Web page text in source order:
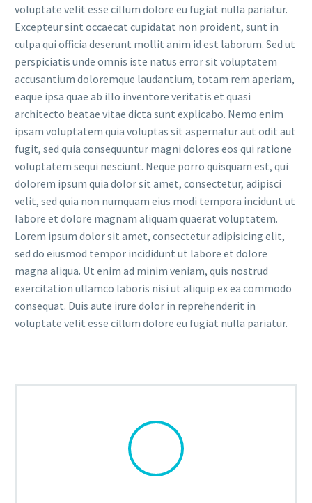
voluptate velit esse cillum dolore eu fugiat nulla pariatur.
Excepteur sint occaecat cupidatat non proident, sunt in
culpa qui officia deserunt mollit anim id est laborum. Sed ut
perspiciatis unde omnis iste natus error sit voluptatem
accusantium doloremque laudantium, totam rem aperiam,
eaque ipsa quae ab illo inventore veritatis et quasi
architecto beatae vitae dicta sunt explicabo. Nemo enim
ipsam voluptatem quia voluptas sit aspernatur aut odit aut
fugit, sed quia consequuntur magni dolores eos qui ratione
voluptatem sequi nesciunt. Neque porro quisquam est, qui
dolorem ipsum quia dolor sit amet, consectetur, adipisci
velit, sed quia non numquam eius modi tempora incidunt ut
labore et dolore magnam aliquam quaerat voluptatem.
Lorem ipsum dolor sit amet, consectetur adipisicing elit,
sed do eiusmod tempor incididunt ut labore et dolore
magna aliqua. Ut enim ad minim veniam, quis nostrud
exercitation ullamco laboris nisi ut aliquip ex ea commodo
consequat. Duis aute irure dolor in reprehenderit in
voluptate velit esse cillum dolore eu fugiat nulla pariatur.